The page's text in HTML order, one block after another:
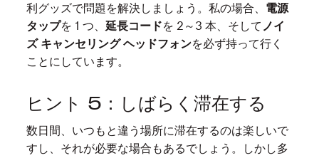
利グッズで問題を解決しましょう。私の場合、 電源
タップを 1 つ、延長コードを 2～3 本、そして ノイ
ズ キャンセリングヘッドフォンを必ず持って行く
ことにしています。
ヒント 5：しばらく滞在する
数日間、いつもと違う場所に滞在するのは楽しいで
すし、それが必要な場合もあるでしょう。しかし多